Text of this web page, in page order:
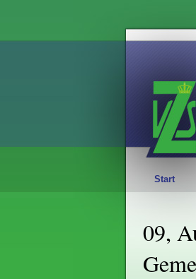
Start
09,